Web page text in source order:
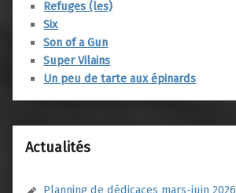
Refuges (les)
Six
Son of a Gun
Super Vilains
Un peu de tarte aux épinards
Actualités
Planning de dédicaces mars-juin 2026